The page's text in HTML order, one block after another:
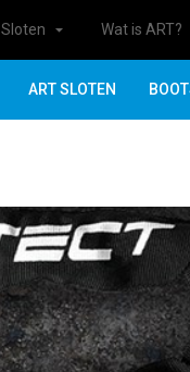
Sloten Wat is ART?
ART SLOTEN